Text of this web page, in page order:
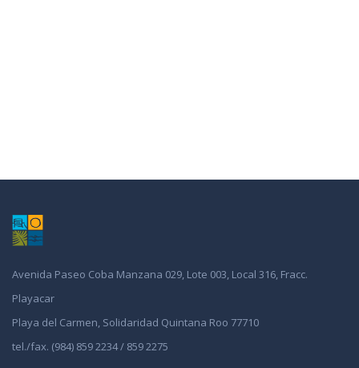
Avenida Paseo Coba Manzana 029, Lote 003, Local 316, Fracc.
Playacar
Playa del Carmen, Solidaridad Quintana Roo 77710
tel./fax. (984) 859 2234 / 859 2275